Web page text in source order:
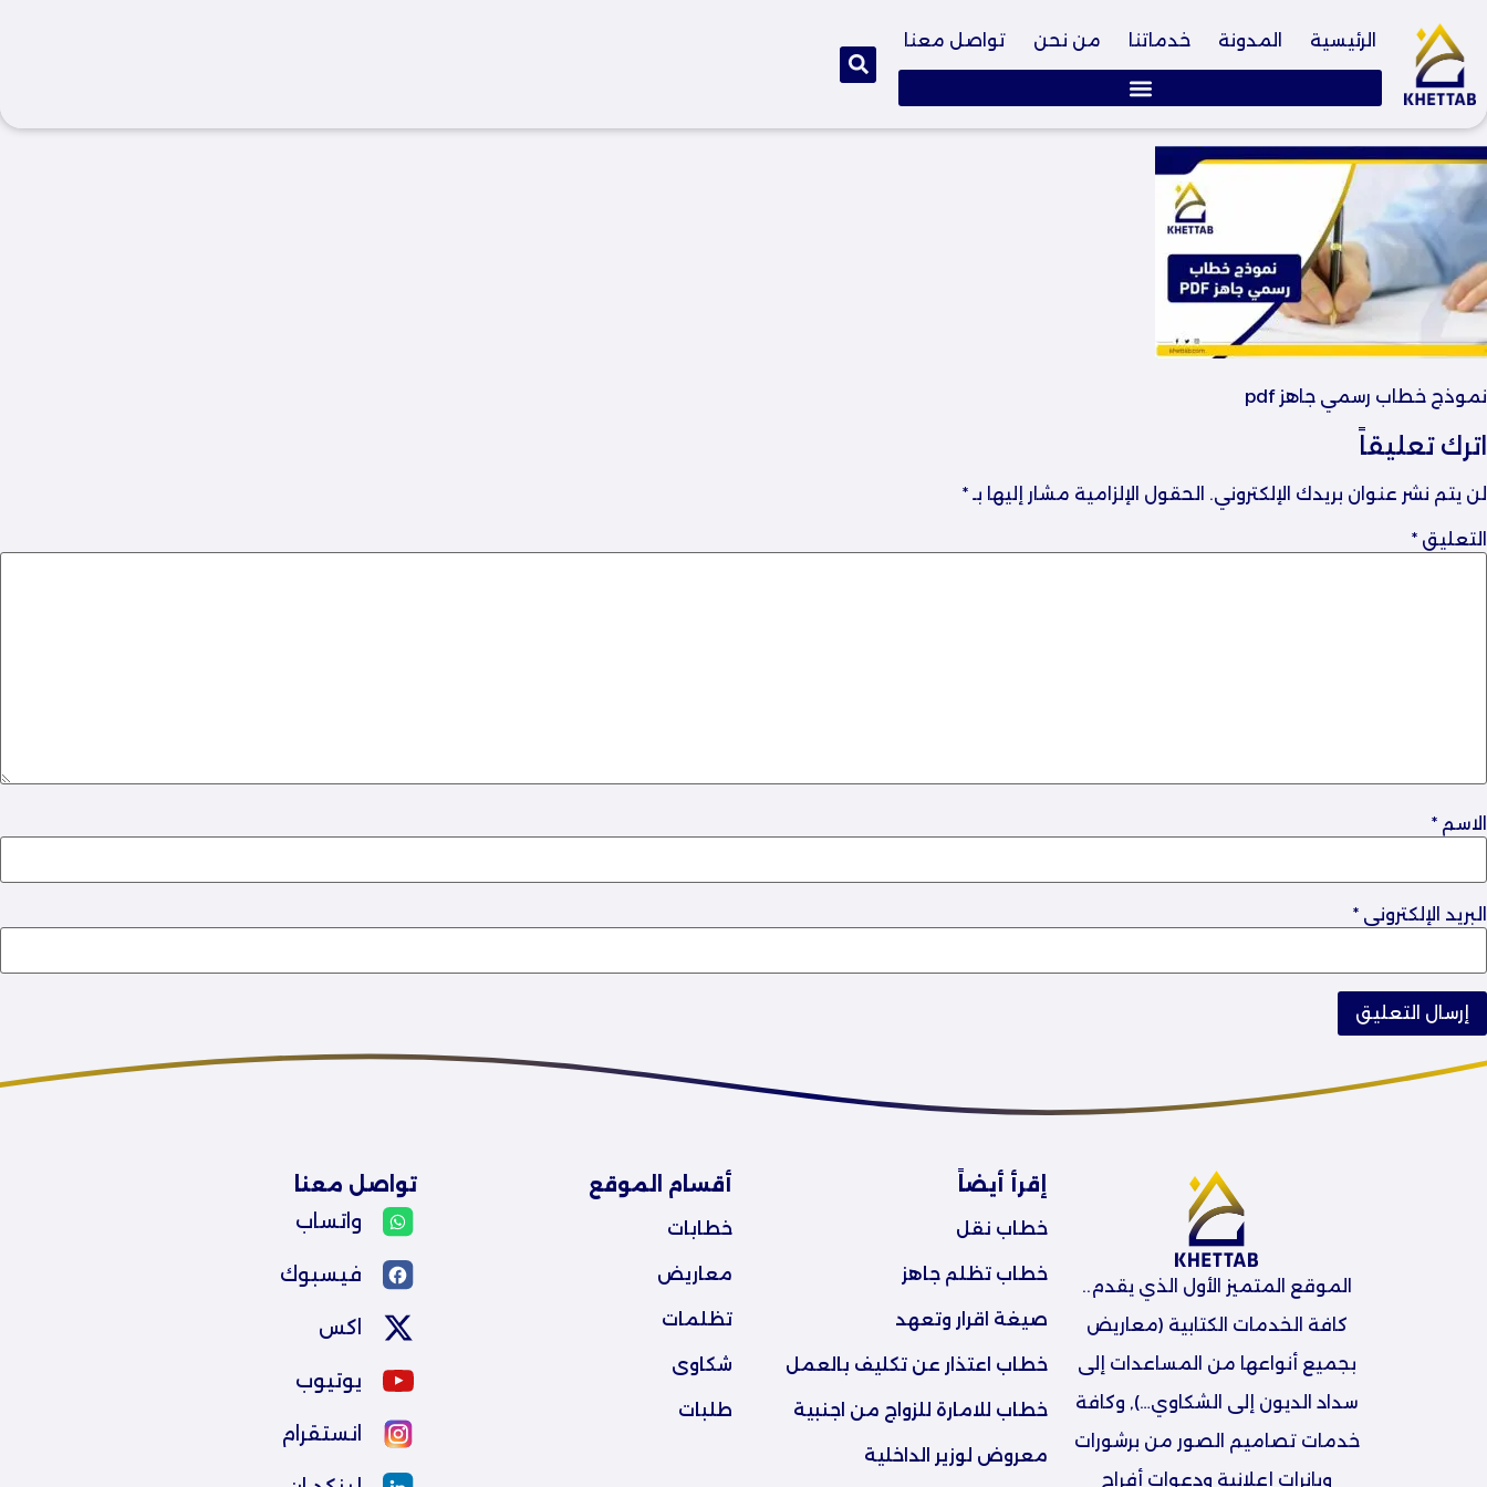
الرئيسية المدونة خدماتنا من نحن تواصل معنا
نموذج خطاب رسمي جاهز pdf
اترك تعليقاً
لن يتم نشر عنوان بريدك الإلكتروني. الحقول الإلزامية مشار إليها بـ *
التعليق *
الاسم *
البريد الإلكتروني *
الموقع المتميز الأول الذي يقدم..
كافة الخدمات الكتابية (معاريض
بجميع أنواعها من المساعدات إلى
سداد الديون إلى الشكاوي…), وكافة
خدمات تصاميم الصور من برشورات
وبانرات إعلانية ودعوات أفراح
إقرأ أيضاً
خطاب نقل
خطاب تظلم جاهز
صيغة اقرار وتعهد
خطاب اعتذار عن تكليف بالعمل
خطاب للامارة للزواج من اجنبية
معروض لوزير الداخلية
أقسام الموقع
خطابات
معاريض
تظلمات
شكاوى
طلبات
تواصل معنا
واتساب
فيسبوك
اكس
يوتيوب
انستقرام